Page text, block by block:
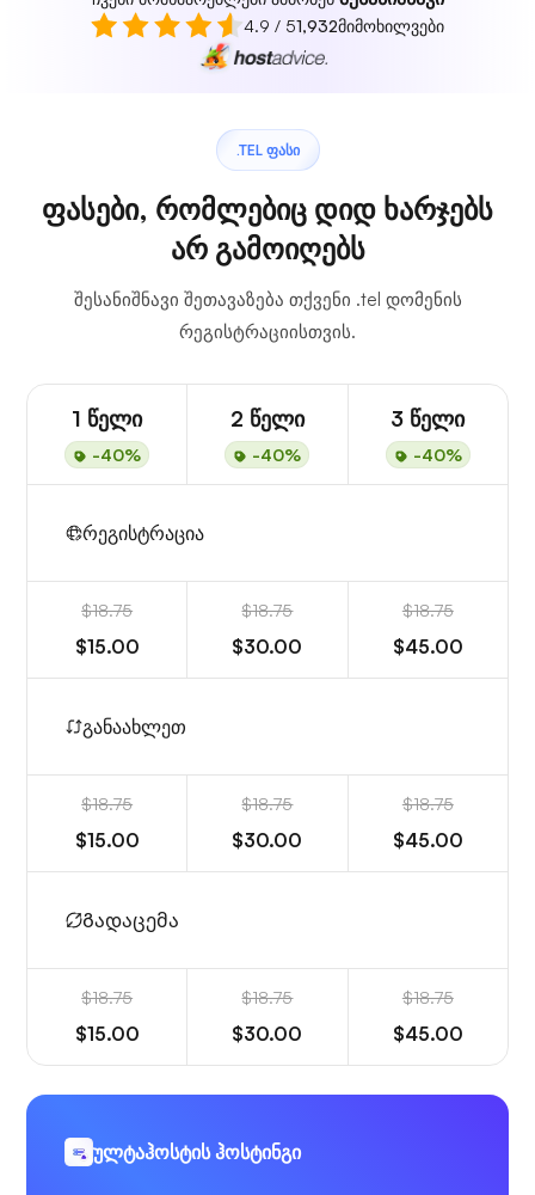
4.9 / 51,932მიმოხილვები
.TEL ᲤᲐᲡᲘ
ფასები, რომლებიც დიდ ხარჯებს
არ გამოიღებს
შესანიშნავი შეთავაზება თქვენი .tel დომენის
რეგისტრაციისთვის.
1 წელი
-40%
2 წელი
-40%
3 წელი
-40%
რეგისტრაცია
$18.75
$15.00
$18.75
$30.00
$18.75
$45.00
განაახლეთ
$18.75
$15.00
$18.75
$30.00
$18.75
$45.00
Გადაცემა
$18.75
$15.00
$18.75
$30.00
$18.75
$45.00
ულტაჰოსტის ჰოსტინგი